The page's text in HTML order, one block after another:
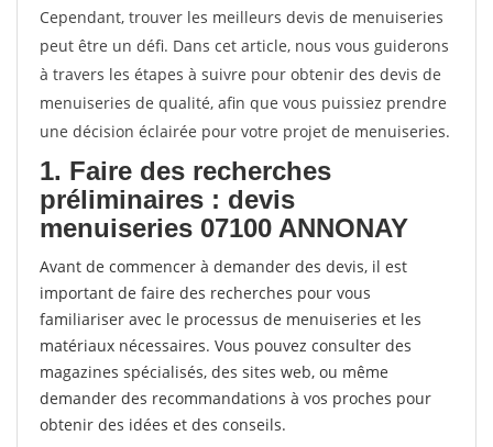
Cependant, trouver les meilleurs devis de menuiseries
peut être un défi. Dans cet article, nous vous guiderons
à travers les étapes à suivre pour obtenir des devis de
menuiseries de qualité, afin que vous puissiez prendre
une décision éclairée pour votre projet de menuiseries.
1. Faire des recherches
préliminaires : devis
menuiseries 07100 ANNONAY
Avant de commencer à demander des devis, il est
important de faire des recherches pour vous
familiariser avec le processus de menuiseries et les
matériaux nécessaires. Vous pouvez consulter des
magazines spécialisés, des sites web, ou même
demander des recommandations à vos proches pour
obtenir des idées et des conseils.